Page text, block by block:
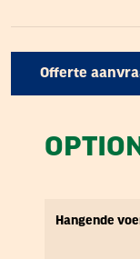
Offerte
Hangende